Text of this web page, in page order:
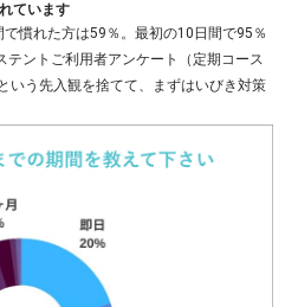
ています
慣れた方は59％。最初の10日間で95％
ントご利用者アンケート（定期コース
いう先入観を捨てて、まずはいびき対策